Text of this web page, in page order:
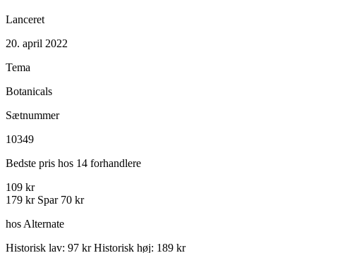
Lanceret
20. april 2022
Tema
Botanicals
Sætnummer
10349
Bedste pris hos 14 forhandlere
109 kr
179 kr Spar 70 kr
hos Alternate
Historisk lav: 97 kr Historisk høj: 189 kr